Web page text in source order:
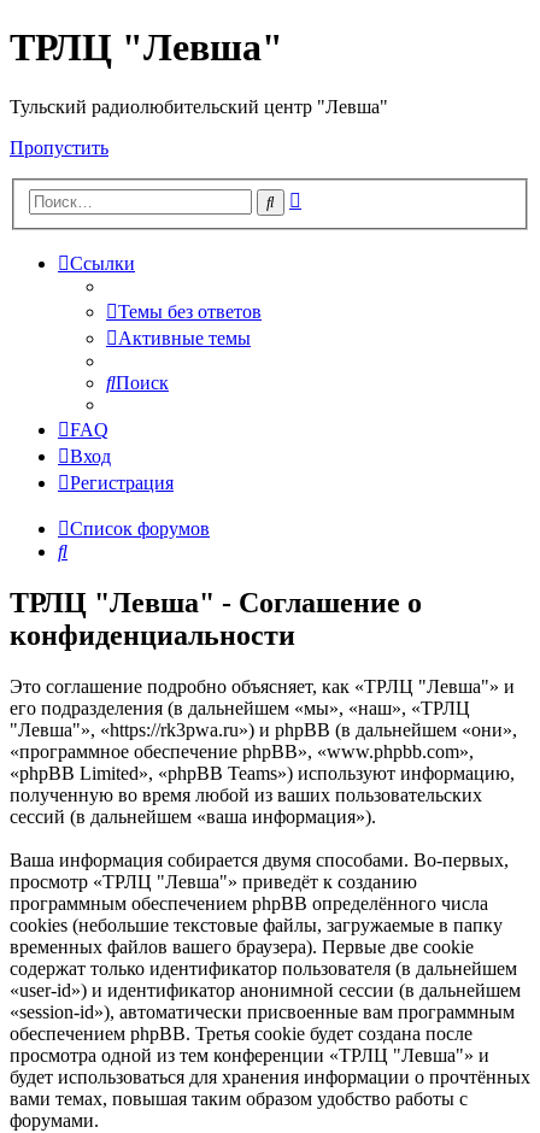
ТРЛЦ "Левша"
Тульский радиолюбительский центр "Левша"
Пропустить
Поиск
Ссылки
Темы без ответов
Активные темы
Поиск
FAQ
Вход
Регистрация
Список форумов
Поиск
ТРЛЦ "Левша" - Соглашение о
конфиденциальности
Это соглашение подробно объясняет, как «ТРЛЦ "Левша"» и
его подразделения (в дальнейшем «мы», «наш», «ТРЛЦ
"Левша"», «https://rk3pwa.ru») и phpBB (в дальнейшем «они»,
«программное обеспечение phpBB», «www.phpbb.com»,
«phpBB Limited», «phpBB Teams») используют информацию,
полученную во время любой из ваших пользовательских
сессий (в дальнейшем «ваша информация»).
Ваша информация собирается двумя способами. Во-первых,
просмотр «ТРЛЦ "Левша"» приведёт к созданию
программным обеспечением phpBB определённого числа
cookies (небольшие текстовые файлы, загружаемые в папку
временных файлов вашего браузера). Первые две cookie
содержат только идентификатор пользователя (в дальнейшем
«user-id») и идентификатор анонимной сессии (в дальнейшем
«session-id»), автоматически присвоенные вам программным
обеспечением phpBB. Третья cookie будет создана после
просмотра одной из тем конференции «ТРЛЦ "Левша"» и
будет использоваться для хранения информации о прочтённых
вами темах, повышая таким образом удобство работы с
форумами.